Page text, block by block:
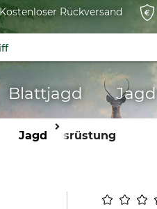
Kostenloser Rückversand
Blattjagd Jagd
Jagd Ausrüstung